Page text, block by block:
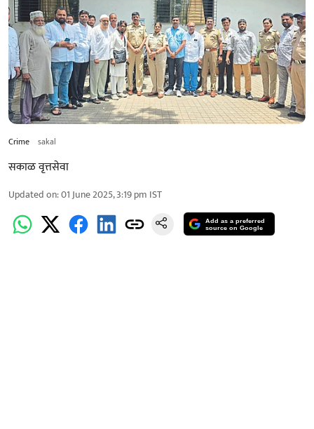
Crime sakal
सकाळ वृत्तसेवा
Updated on:01 June 2025, 3:19 pm IST
Add as a preferred
source on Google